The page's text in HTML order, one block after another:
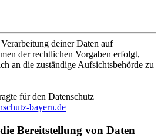
deiner Daten auf
der rechtlichen Vorgaben erfolgt,
an die zuständige Aufsichtsbehörde zu
für den Datenschutz
bayern.de
Bereitstellung von Daten